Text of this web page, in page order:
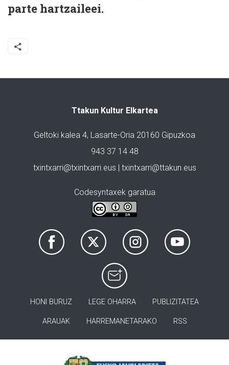
parte hartzaileei.
Ttakun Kultur Elkartea
Geltoki kalea 4, Lasarte-Oria 20160 Gipuzkoa
943 37 14 48
txintxarri@txintxarri.eus | txintxarri@ttakun.eus
Codesyntaxek garatua
HONI BURUZ LEGE OHARRA PUBLIZITATEA
ARAUAK HARREMANETARAKO RSS